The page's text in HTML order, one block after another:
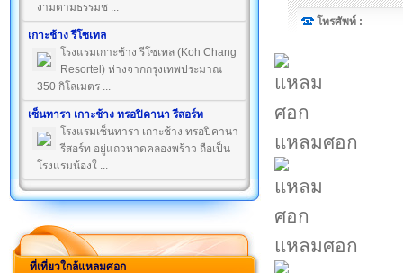
งามตามธรรมช ...
เกาะช้าง รีโซเทล
โรงแรมเกาะช้าง รีโซเทล (Koh Chang
Resortel) ห่างจากกรุงเทพประมาณ
350 กิโลเมตร ...
เซ็นทารา เกาะช้าง ทรอปิคานา รีสอร์ท
โรงแรมเซ็นทารา เกาะช้าง ทรอปิคานา
รีสอร์ท อยู่แถวหาดคลองพร้าว ถือเป็น
โรงแรมน้องใ ...
ที่เที่ยวใกล้แหลมศอก
โทรศัพท์ :
แหลมศอก
แหลมศอก